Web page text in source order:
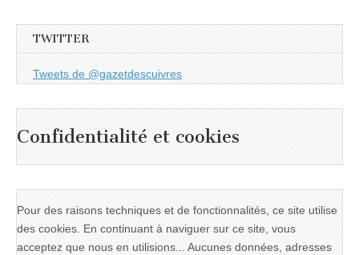
TWITTER
Tweets de @gazetdescuivres
Confidentialité et cookies
Pour des raisons techniques et de fonctionnalités, ce site utilise
des cookies. En continuant à naviguer sur ce site, vous
acceptez que nous en utilisions... Aucunes données, adresses